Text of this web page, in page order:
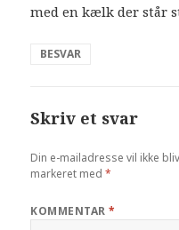
med en kælk der står
BESVAR
Skriv et svar
Din e-mailadresse vil ikke
markeret med*
KOMMENTAR*